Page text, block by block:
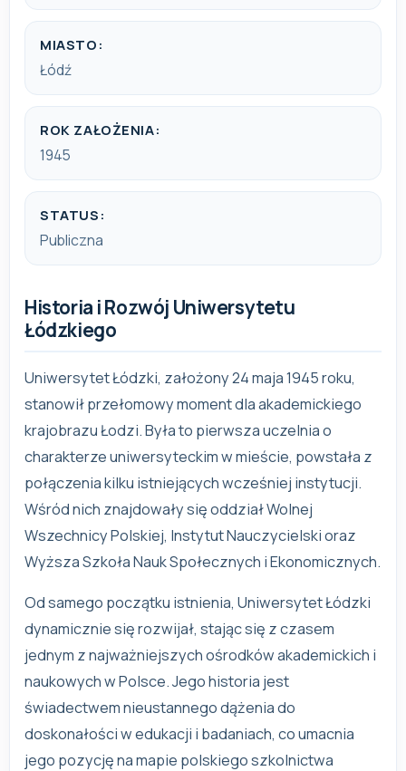
MIASTO:
Łódź
ROK ZAŁOŻENIA:
1945
STATUS:
Publiczna
Historia i Rozwój Uniwersytetu
Łódzkiego
Uniwersytet Łódzki, założony 24 maja 1945 roku,
stanowił przełomowy moment dla akademickiego
krajobrazu Łodzi. Była to pierwsza uczelnia o
charakterze uniwersyteckim w mieście, powstała z
połączenia kilku istniejących wcześniej instytucji.
Wśród nich znajdowały się oddział Wolnej
Wszechnicy Polskiej, Instytut Nauczycielski oraz
Wyższa Szkoła Nauk Społecznych i Ekonomicznych.
Od samego początku istnienia, Uniwersytet Łódzki
dynamicznie się rozwijał, stając się z czasem
jednym z najważniejszych ośrodków akademickich i
naukowych w Polsce. Jego historia jest
świadectwem nieustannego dążenia do
doskonałości w edukacji i badaniach, co umacnia
jego pozycję na mapie polskiego szkolnictwa